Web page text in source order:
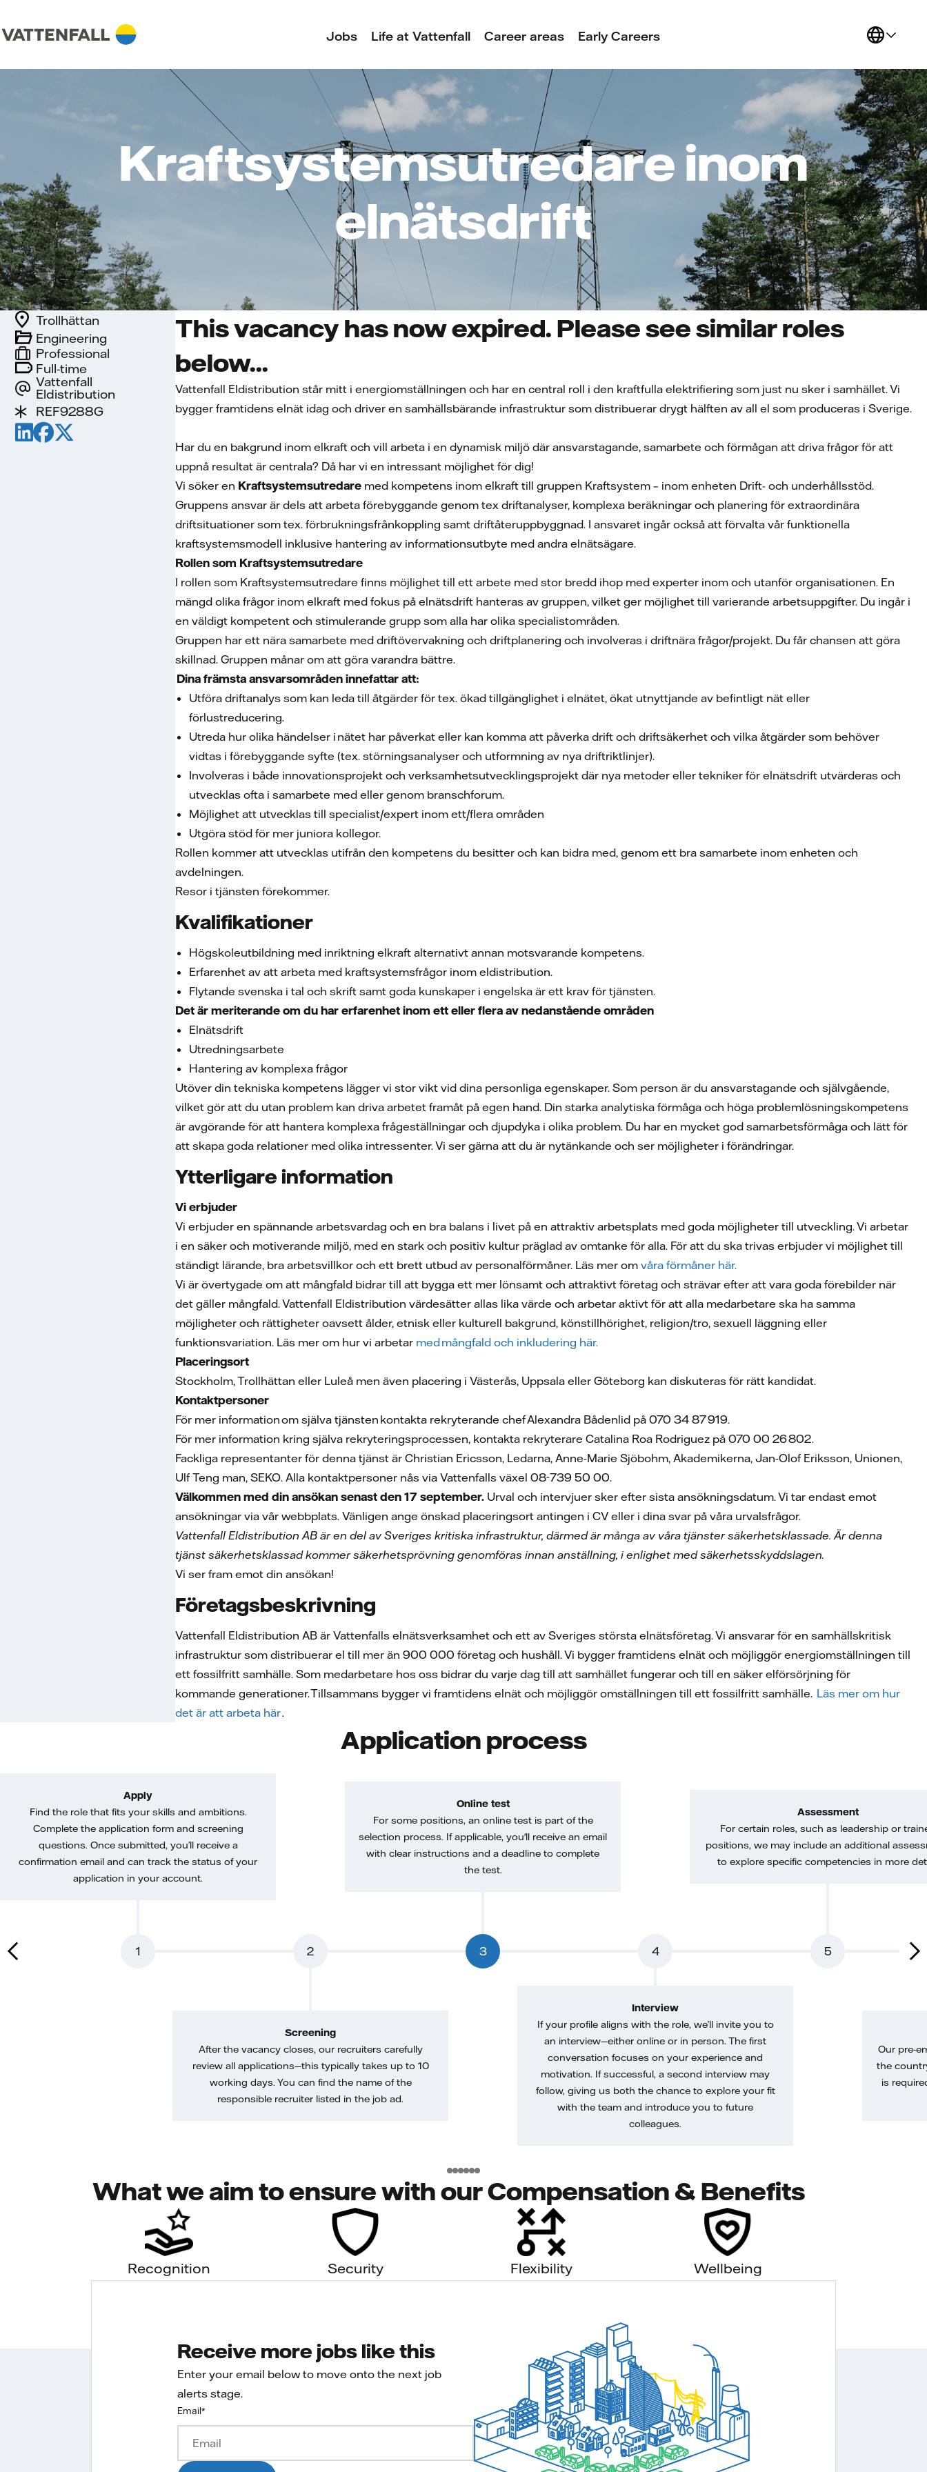
Jobs Life at Vattenfall Career areas Early Careers
Kraftsystemsutredare inom
elnätsdrift
Full-time
Vattenfall
Eldistribution
Engineering
Trollhättan
Professional
REF9288G
This vacancy has now expired. Please see similar roles
below...
Vattenfall Eldistribution står mitt i energiomställningen och har en central roll i den kraftfulla elektrifiering som just nu sker i samhället. Vi
bygger framtidens elnät idag och driver en samhällsbärande infrastruktur som distribuerar drygt hälften av all el som produceras i Sverige.
Har du en bakgrund inom elkraft och vill arbeta i en dynamisk miljö där ansvarstagande, samarbete och förmågan att driva frågor för att
uppnå resultat är centrala? Då har vi en intressant möjlighet för dig!
Vi söker en Kraftsystemsutredaremed kompetens inom elkraft till gruppen Kraftsystem – inom enheten Drift- och underhållsstöd.
Gruppens ansvar är dels att arbeta förebyggande genom tex driftanalyser, komplexa beräkningar och planering för extraordinära
driftsituationer som tex. förbrukningsfrånkoppling samt driftåteruppbyggnad. I ansvaret ingår också att förvalta vår funktionella
kraftsystemsmodell inklusive hantering av informationsutbyte med andra elnätsägare.
Rollen som Kraftsystemsutredare
I rollen som Kraftsystemsutredare finns möjlighet till ett arbete med stor bredd ihop med experter inom och utanför organisationen. En
mängd olika frågor inom elkraft med fokus på elnätsdrift hanteras av gruppen, vilket ger möjlighet till varierande arbetsuppgifter. Du ingår i
en väldigt kompetent och stimulerande grupp som alla har olika specialistområden.
Gruppen har ett nära samarbete med driftövervakning och driftplanering och involveras i driftnära frågor/projekt. Du får chansen att göra
skillnad. Gruppen månar om att göra varandra bättre.
Dina främsta ansvarsområden innefattar att:
Utföra driftanalys som kan leda till åtgärder för tex. ökad tillgänglighet i elnätet, ökat utnyttjande av befintligt nät eller
förlustreducering.
Utreda hur olika händelser i nätet har påverkat eller kan komma att påverka drift och driftsäkerhet och vilka åtgärder som behöver
vidtas i förebyggande syfte (tex. störningsanalyser och utformning av nya driftriktlinjer).
Involveras i både innovationsprojekt och verksamhetsutvecklingsprojekt där nya metoder eller tekniker för elnätsdrift utvärderas och
utvecklas ofta i samarbete med eller genom branschforum.
Möjlighet att utvecklas till specialist/expert inom ett/flera områden
Utgöra stöd för mer juniora kollegor.
Rollen kommer att utvecklas utifrån den kompetens du besitter och kan bidra med, genom ett bra samarbete inom enheten och
avdelningen.
Resor i tjänsten förekommer.
Kvalifikationer
Högskoleutbildning med inriktning elkraft alternativt annan motsvarande kompetens.
Erfarenhet av att arbeta med kraftsystemsfrågor inom eldistribution.
Flytande svenska i tal och skrift samt goda kunskaper i engelska är ett krav för tjänsten.
Det är meriterande om du har erfarenhet inom ett eller flera av nedanstående områden
Elnätsdrift
Utredningsarbete
Hantering av komplexa frågor
Utöver din tekniska kompetens lägger vi stor vikt vid dina personliga egenskaper. Som person är du ansvarstagande och självgående,
vilket gör att du utan problem kan driva arbetet framåt på egen hand. Din starka analytiska förmåga och höga problemlösningskompetens
är avgörande för att hantera komplexa frågeställningar och djupdyka i olika problem. Du har en mycket god samarbetsförmåga och lätt för
att skapa goda relationer med olika intressenter. Vi ser gärna att du är nytänkande och ser möjligheter i förändringar.
Ytterligare information
Vi erbjuder
Vi erbjuder en spännande arbetsvardag och en bra balans i livet på en attraktiv arbetsplats med goda möjligheter till utveckling. Vi arbetar
i en säker och motiverande miljö, med en stark och positiv kultur präglad av omtanke för alla. För att du ska trivas erbjuder vi möjlighet till
ständigt lärande, bra arbetsvillkor och ett brett utbud av personalförmåner. Läs mer om våra förmåner här.
Vi är övertygade om att mångfald bidrar till att bygga ett mer lönsamt och attraktivt företag och strävar efter att vara goda förebilder när
det gäller mångfald. Vattenfall Eldistribution värdesätter allas lika värde och arbetar aktivt för att alla medarbetare ska ha samma
möjligheter och rättigheter oavsett ålder, etnisk eller kulturell bakgrund, könstillhörighet, religion/tro, sexuell läggning eller
funktionsvariation. Läs mer om hur vi arbetar med mångfald och inkludering här.
Placeringsort
Stockholm, Trollhättan eller Luleå men även placering i Västerås, Uppsala eller Göteborg kan diskuteras för rätt kandidat.
Kontaktpersoner
För mer information om själva tjänsten kontakta rekryterande chef Alexandra Bådenlid på 070 34 87 919.
För mer information kring själva rekryteringsprocessen, kontakta rekryterare Catalina Roa Rodriguez på 070 00 26 802.
Fackliga representanter för denna tjänst är Christian Ericsson, Ledarna, Anne-Marie Sjöbohm, Akademikerna, Jan-Olof Eriksson, Unionen,
Ulf Teng man, SEKO. Alla kontaktpersoner nås via Vattenfalls växel 08-739 50 00.
Välkommen med din ansökan senast den 17 september. Urval och intervjuer sker efter sista ansökningsdatum. Vi tar endast emot
ansökningar via vår webbplats. Vänligen ange önskad placeringsort antingen i CV eller i dina svar på våra urvalsfrågor.
Vattenfall Eldistribution AB är en del av Sveriges kritiska infrastruktur, därmed är många av våra tjänster säkerhetsklassade. Är denna
tjänst säkerhetsklassad kommer säkerhetsprövning genomföras innan anställning, i enlighet med säkerhetsskyddslagen.
Vi ser fram emot din ansökan!
Företagsbeskrivning
Vattenfall Eldistribution AB är Vattenfalls elnätsverksamhet och ett av Sveriges största elnätsföretag. Vi ansvarar för en samhällskritisk
infrastruktur som distribuerar el till mer än 900 000 företag och hushåll. Vi bygger framtidens elnät och möjliggör energiomställningen till
ett fossilfritt samhälle. Som medarbetare hos oss bidrar du varje dag till att samhället fungerar och till en säker elförsörjning för
kommande generationer. Tillsammans bygger vi framtidens elnät och möjliggör omställningen till ett fossilfritt samhälle. Läs mer om hur
det är att arbeta här.
Application process
1
Apply
Find the role that fits your skills and ambitions.
Complete the application form and screening
questions. Once submitted, you’ll receive a
confirmation email and can track the status of your
application in your account.
2
Screening
After the vacancy closes, our recruiters carefully
review all applications—this typically takes up to 10
working days. You can find the name of the
responsible recruiter listed in the job ad.
3
Online test
For some positions, an online test is part of the
selection process. If applicable, you'll receive an email
with clear instructions and a deadline to complete
the test.
4
Interview
If your profile aligns with the role, we’ll invite you to
an interview—either online or in person. The first
conversation focuses on your experience and
motivation. If successful, a second interview may
follow, giving us both the chance to explore your fit
with the team and introduce you to future
colleagues.
5
Assessment
For certain roles, such as leadership or
positions, we may include an additional
to explore specific competencies in more
Our pre-
the
is
What we aim to ensure with our Compensation & Benefits
Recognition Security Flexibility Wellbeing
Receive more jobs like this
Enter your email below to move onto the next job
alerts stage.
Email*